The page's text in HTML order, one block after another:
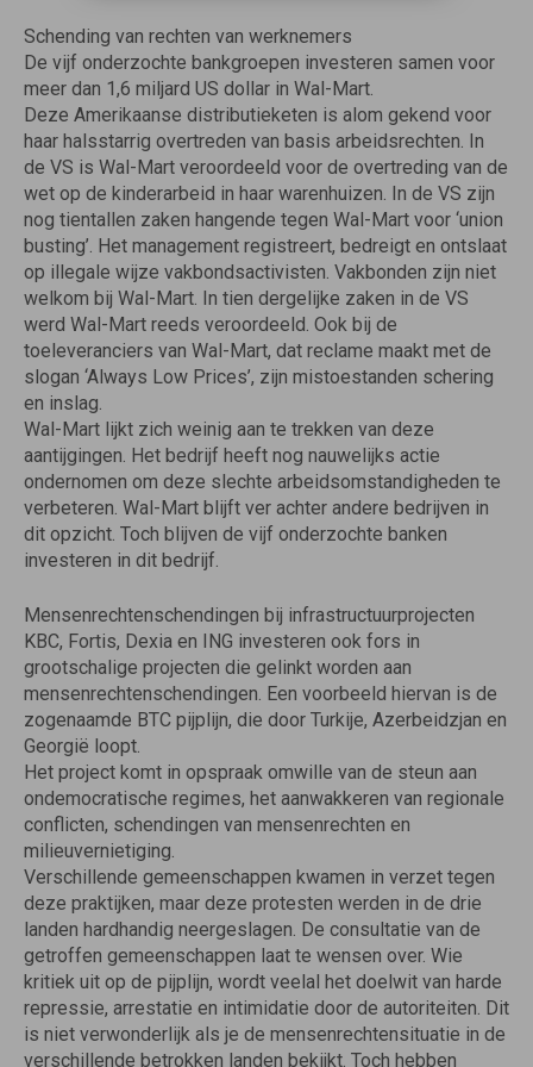
Schending van rechten van werknemers
De vijf onderzochte bankgroepen investeren samen voor
meer dan 1,6 miljard US dollar in Wal-Mart.
Deze Amerikaanse distributieketen is alom gekend voor
haar halsstarrig overtreden van basis arbeidsrechten. In
de VS is Wal-Mart veroordeeld voor de overtreding van de
wet op de kinderarbeid in haar warenhuizen. In de VS zijn
nog tientallen zaken hangende tegen Wal-Mart voor ‘union
busting’. Het management registreert, bedreigt en ontslaat
op illegale wijze vakbondsactivisten. Vakbonden zijn niet
welkom bij Wal-Mart. In tien dergelijke zaken in de VS
werd Wal-Mart reeds veroordeeld. Ook bij de
toeleveranciers van Wal-Mart, dat reclame maakt met de
slogan ‘Always Low Prices’, zijn mistoestanden schering
en inslag.
Wal-Mart lijkt zich weinig aan te trekken van deze
aantijgingen. Het bedrijf heeft nog nauwelijks actie
ondernomen om deze slechte arbeidsomstandigheden te
verbeteren. Wal-Mart blijft ver achter andere bedrijven in
dit opzicht. Toch blijven de vijf onderzochte banken
investeren in dit bedrijf.
Mensenrechtenschendingen bij infrastructuurprojecten
KBC, Fortis, Dexia en ING investeren ook fors in
grootschalige projecten die gelinkt worden aan
mensenrechtenschendingen. Een voorbeeld hiervan is de
zogenaamde BTC pijplijn, die door Turkije, Azerbeidzjan en
Georgië loopt.
Het project komt in opspraak omwille van de steun aan
ondemocratische regimes, het aanwakkeren van regionale
conflicten, schendingen van mensenrechten en
milieuvernietiging.
Verschillende gemeenschappen kwamen in verzet tegen
deze praktijken, maar deze protesten werden in de drie
landen hardhandig neergeslagen. De consultatie van de
getroffen gemeenschappen laat te wensen over. Wie
kritiek uit op de pijplijn, wordt veelal het doelwit van harde
repressie, arrestatie en intimidatie door de autoriteiten. Dit
is niet verwonderlijk als je de mensenrechtensituatie in de
verschillende betrokken landen bekijkt. Toch hebben